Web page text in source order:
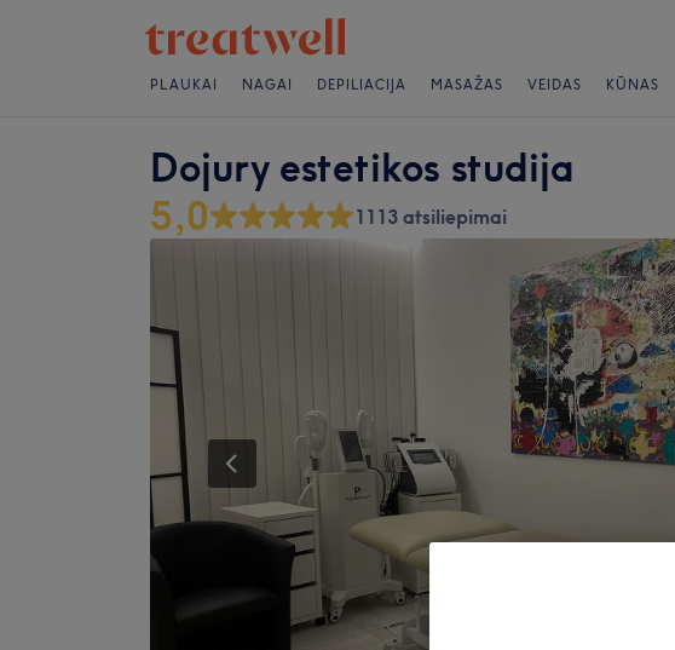
PLAUKAI NAGAI DEPILIACIJA MASAŽAS VEIDAS KŪNAS
Dojury estetikos studija
5,0 1113 atsiliepimai